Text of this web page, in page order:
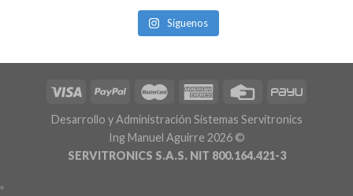
Síguenos
Desarrollo y Administración Sistemas Servitronics
Ing Manuel Aguirre 2026 ©
SERVITRONICS S.A.S. NIT 800.164.421-3